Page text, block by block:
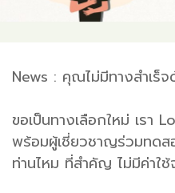
News : คุณไม่มีทางสำเร็
ขอเป็นทางเลือกใหม่ เรา
พร้อมผู้เชี่ยวชาญร่วมทดส
ท่านไหม ที่สำคัญ ไม่มีค่าใ